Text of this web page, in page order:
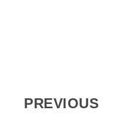
PREVIOUS